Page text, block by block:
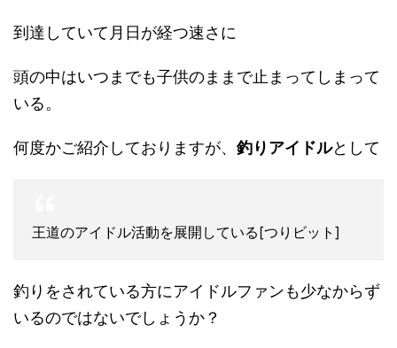
到達していて月日が経つ速さに
頭の中はいつまでも子供のままで止まってしまって
いる。
何度かご紹介しておりますが、 釣りアイドルとして
王道のアイドル活動を展開している[つりビット]
釣りをされている方にアイドルファンも少なからず
いるのではないでしょうか？